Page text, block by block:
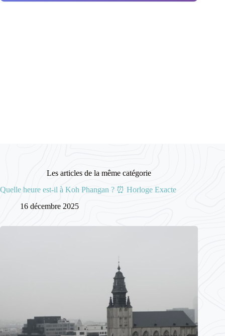
Les articles de la même catégorie
Quelle heure est-il à Koh Phangan ? ⏰ Horloge Exacte
16 décembre 2025